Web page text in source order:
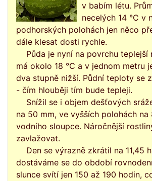
v babím létu.
necelých 14 °C v
podhorských polohách jen něco
dále klesat dosti rychle.
Půda je nyní na povrchu teplejší
má okolo 18 °C a v jednom metru
dva stupně nižší. Půdní teploty se
- čím hlouběji tím bude tepleji.
Snížil se i objem dešťových
na 50 mm, ve vyšších polohách na
vodního sloupce. Náročnější
zavlažovat.
Den se výrazně zkrátil na 11,45
dostáváme se do období
slunce svítí jen 150 až 190 hodin,